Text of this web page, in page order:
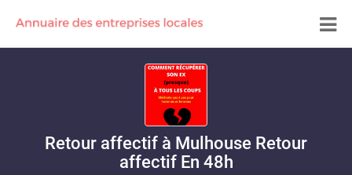
Retour affectif à Mulhouse Retour
affectif En 48h